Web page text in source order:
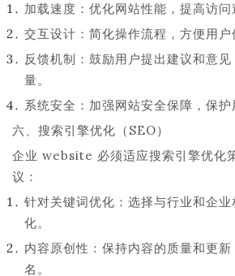
加载速度：优化网站性能，提高访问
交互设计：简化操作流程，方便用户
反馈机制：鼓励用户提出建议和意
量。
系统安全：加强网站安全保障，保护
六、搜索引擎优化（SEO）
企业 website 必须适应搜索引擎优化
议：
针对关键词优化：选择与行业和企
化。
内容原创性：保持内容的质量和更
名。